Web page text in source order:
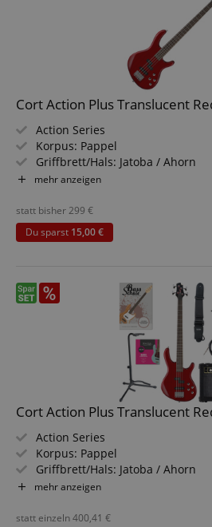
Cort Action Plus Translucent
Action Series
Korpus: Pappel
Griffbrett/Hals: Jatoba / Ahorn
Tonabnehmer: Powersound
mehr anzeigen
statt bisher299 €
Du sparst 15,00 €
Cort Action Plus Translucent
Action Series
Korpus: Pappel
Griffbrett/Hals: Jatoba / Ahorn
Tonabnehmer: Powersound
Sparset inklusive Bass-
mehr anzeigen
statt einzeln400,41 €